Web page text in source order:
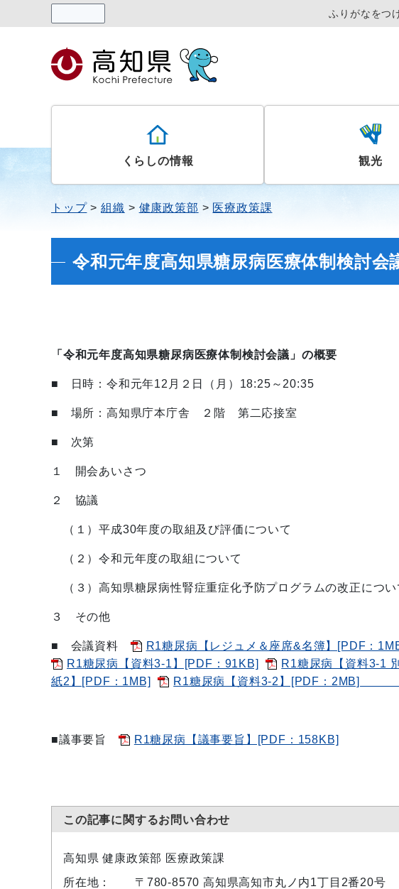
ふりがなをつ
くらしの情報 観光
トップ 組織 健康政策部 医療政策課
令和元年度高知県糖尿病医療体制検討
「令和元年度高知県糖尿病医療体制検討会議」の概要
■ 日時：令和元年12月２日（月）18:25～20:35
■ 場所：高知県庁本庁舎 ２階 第二応接室
■ 次第
１ 開会あいさつ
２ 協議
（１）平成30年度の取組及び評価について
（２）令和元年度の取組について
（３）高知県糖尿病性腎症重症化予防プログラムの改正につい
３ その他
■ 会議資料 R1糖尿病【レジュメ＆座席&名簿】[PDF：
R1糖尿病【資料3-1】[PDF：91KB]
R1糖尿病【資料3-1
紙2】[PDF：1MB]
R1糖尿病【資料3-2】[PDF
■議事要旨 R1糖尿病【議事要旨】[PDF：158KB]
この記事に関するお問い合わせ
高知県 健康政策部 医療政策課
所在地：
〒780-8570 高知県高知市丸ノ内1丁目2番20号